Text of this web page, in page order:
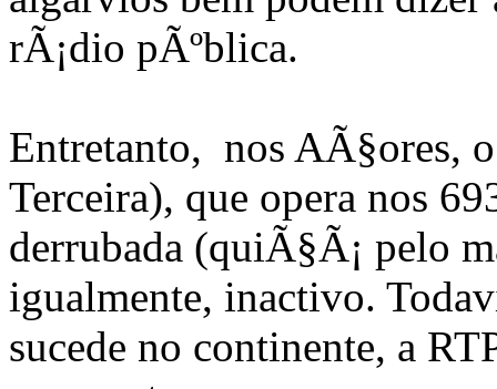
rÃ¡dio pÃºblica.
Entretanto, nos AÃ§ores,
Terceira), que opera nos
derrubada (quiÃ§Ã¡ pelo
igualmente, inactivo.
sucede no continente, a